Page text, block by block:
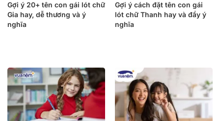
Gợi ý 20+ tên con gái lót chữ
Gia hay, dễ thương và ý
nghĩa
Gợi ý cách đặt tên con gái
lót chữ Thanh hay và đầy ý
nghĩa